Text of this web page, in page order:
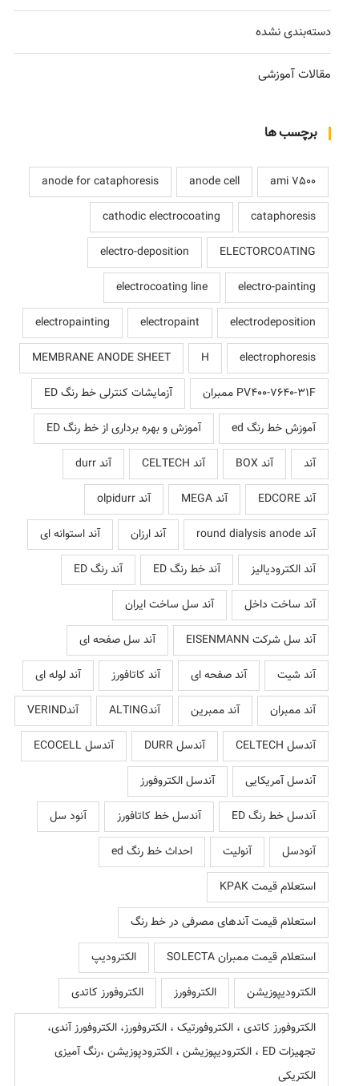
دسته‌بندی نشده
مقالات آموزشی
برچسب ها
ami 7500
anode cell
anode for cataphoresis
cataphoresis
cathodic electrocoating
ELECTORCOATING
electro-deposition
electro-painting
electrocoating line
electrodeposition
electropaint
electropainting
electrophoresis
H
MEMBRANE ANODE SHEET
PV400-7640-31F ممبران
آزمایشات کنترلی خط رنگ ED
آموزش خط رنگ ed
آموزش و بهره برداری از خط رنگ ED
آند
آند BOX آند CELTECH
آند durr
آند EDCORE
آند MEGA
آند olpidurr
آند round dialysis anode
آند ارزان
آند استوانه ای
آند الکترودیالیز
آند خط رنگ ED
آند رنگ ED
آند ساخت داخل
آند سل ساخت ایران
آند سل شرکت EISENMANN
آند سل صفحه ای
آند شیت
آند صفحه ای آند کاتافورز
آند لوله ای
آند ممبران
آند ممبرین آندALTING
آندVERIND
آندسل CELTECH
آندسل DURR
آندسل ECOCELL
آندسل آمریکایی
آندسل الکتروفورز
آندسل خط رنگ ED
آندسل خط کاتافورز
آنود سل
آنودسل
آنولیت
احداث خط رنگ ed
استعلام قیمت KPAK
استعلام قیمت آندهای مصرفی در خط رنگ
استعلام قیمت ممبران SOLECTA
الکترودیپ
الکترودیپوزیشن
الکتروفورز
الکتروفورز کاتدی
الکتروفورز کاتدی ، الکتروفورتیک ، الکتروفورز، الکتروفورز آندی،
تجهیزات ED ، الکترودیپوزیشن ، الکترودپوزیشن ،رنگ آمیزی
الکتریکی